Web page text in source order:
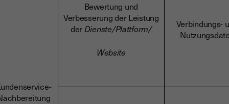
Bewertung und
Verbesserung der Leistung
derDienste/Plattform/
Website
Verbindungs-